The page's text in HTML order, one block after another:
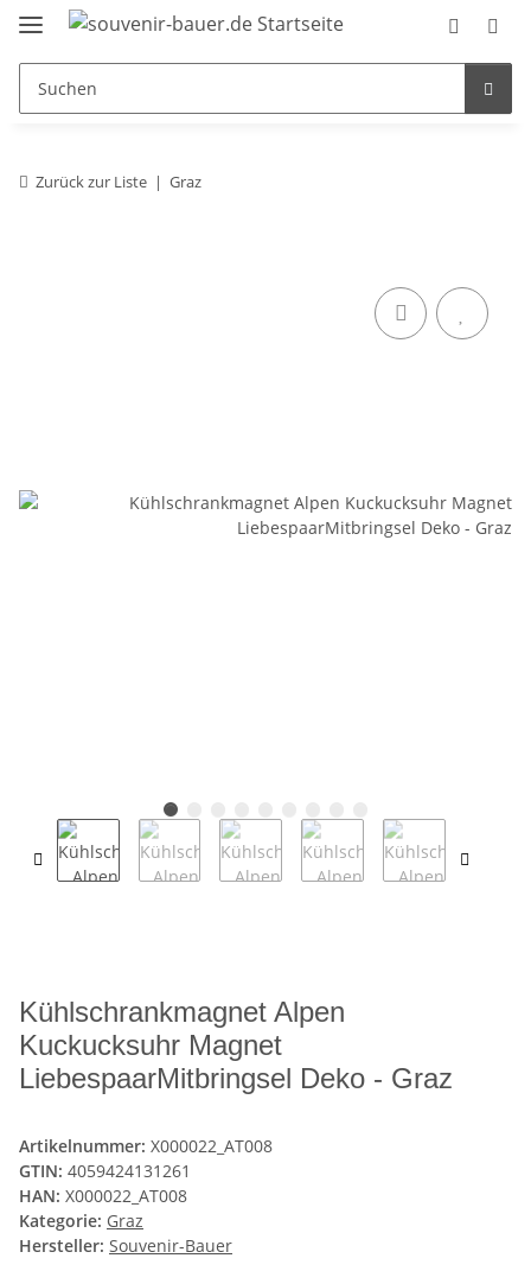
Zurück zur Liste Graz
Kühlschrankmagnet Alpen
Kuckucksuhr Magnet
LiebespaarMitbringsel Deko - Graz
Artikelnummer: X000022_AT008
GTIN: 4059424131261
HAN: X000022_AT008
Kategorie: Graz
Hersteller: Souvenir-Bauer